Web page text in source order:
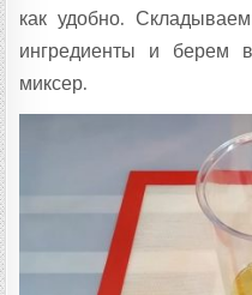
как удобно.
ингредиенты и берем
миксер.